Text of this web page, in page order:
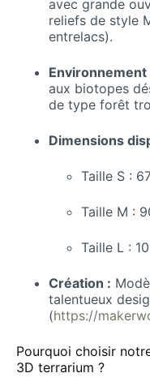
avec grande
reliefs de style
entrelacs).
Environnement
aux biotopes
de type forêt
Dimensions
Taille S :
Taille M :
Taille L :
Création :
talentueux
(https://
Pourquoi choisir
3D terrarium ?